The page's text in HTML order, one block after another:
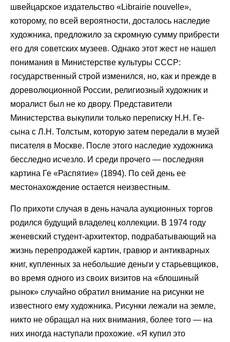
швейцарское издательство «Librairie nouvelle»,
которому, по всей вероятности, досталось наследие
художника, предложило за скромную сумму прибрести
его для советских музеев. Однако этот жест не нашел
понимания в Министерстве культуры СССР:
государственный строй изменился, но, как и прежде в
дореволюционной России, религиозный художник и
моралист был не ко двору. Представители
Министерства выкупили только переписку Н.Н. Ге-
сына с Л.Н. Толстым, которую затем передали в музей
писателя в Москве. После этого наследие художника
бесследно исчезло. И среди прочего — последняя
картина Ге «Распятие» (1894). По сей день ее
местонахождение остается неизвестным.
По прихоти случая в день начала аукционных торгов
родился будущий владелец коллекции. В 1974 году
женевский студент-архитектор, подрабатывающий на
жизнь перепродажей картин, гравюр и антикварных
книг, купленных за небольшие деньги у старьевщиков,
во время одного из своих визитов на «блошиный
рынок» случайно обратил внимание на рисунки не
известного ему художника. Рисунки лежали на земле,
никто не обращал на них внимания, более того — на
них иногда наступали прохожие. «Я купил это